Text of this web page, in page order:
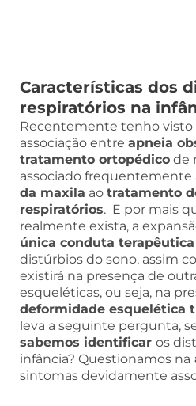
Características dos
respiratórios na
Recentemente tenho visto
associação entre apneia
tratamento ortopédico de
associado frequentemente
da maxila ao tratamento
respiratórios. E por mais
realmente exista, a
única conduta terapêutica
distúrbios do sono, assim
existirá na presença de
esqueléticas, ou seja, na
deformidade esquelética
leva a seguinte pergunta,
sabemos identificar os
infância? Questionamos na
sintomas devidamente